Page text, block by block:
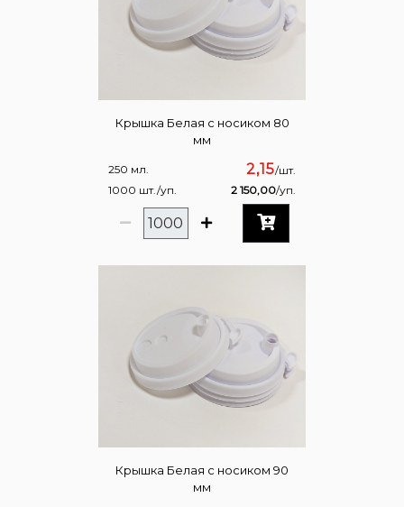
Крышка Белая с носиком 80
мм
250 мл. 2,15/шт.
1000 шт./уп.
2 150,00/уп.
Крышка Белая с носиком 90
мм